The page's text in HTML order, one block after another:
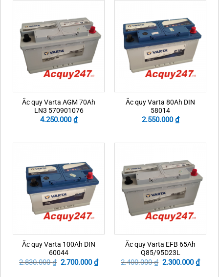
Ắc quy Varta AGM 70Ah
LN3 570901076
4.250.000₫
Ắc quy Varta 80Ah DIN
58014
2.550.000₫
Ắc quy Varta 100Ah DIN
60044
2.830.000₫ Original
2.700.000₫Current
price
Ắc quy Varta EFB 65Ah
Q85/95D23L
2.400.000₫ Original
2.300.000₫
price